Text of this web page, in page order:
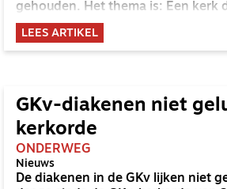
gehouden. Het thema is: Een kerk
LEES ARTIKEL
GKv-diakenen niet
kerkorde
ONDERWEG
Nieuws
De diakenen in de GKv lijken niet